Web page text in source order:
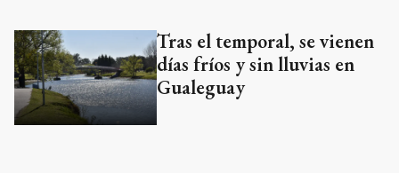
Tras el temporal, se vienen
días fríos y sin lluvias en
Gualeguay